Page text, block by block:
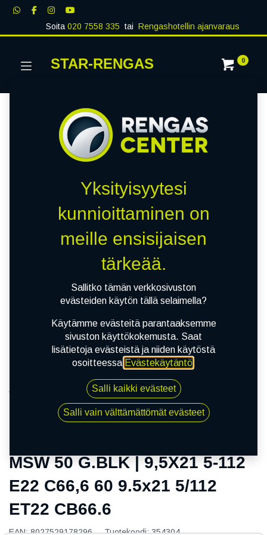
Soita020 7558 335 tai Rengashotellin ajanvaraus
STAR-RENGAS 0
MSW 50 G.BLK | 9,5X21 5-112 E22 C66,6 60 9.5x21
5/112 ET22 CB66.6
MSW 50 G.BLK | 9,5X21 5-112
E22 C66,6 60 9.5x21 5/112
ET22 CB66.6
EAN:8027529178296 Tuotekoodi:354304
Yksityisyytesi
kunnioittaminen on
meille ensisijaisen
tärkeää.
Sallitko tämän verkkosivuston
evästeiden käytön tällä selaimella?
Käytämme evästeitä parantaaksemme
sivuston käyttökokemusta. Saat
lisätietoja evästeistä ja niiden käytöstä
osoitteessa Evästekäytäntö.
Salli kaikki evästeet
Salli vain välttämättömät evästeet